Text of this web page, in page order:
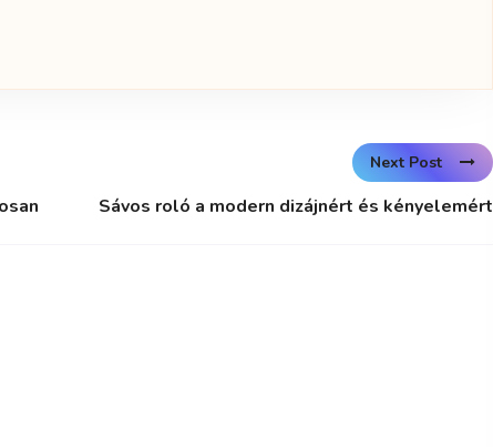
Next Post
Sávos roló a modern dizájnért és kényelemért